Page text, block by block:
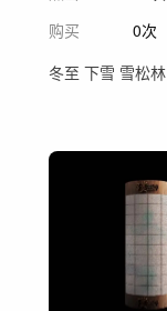
购买
0次
冬至 下雪 雪松